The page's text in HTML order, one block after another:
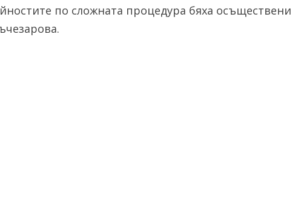
по сложната процедура бяха осъществени